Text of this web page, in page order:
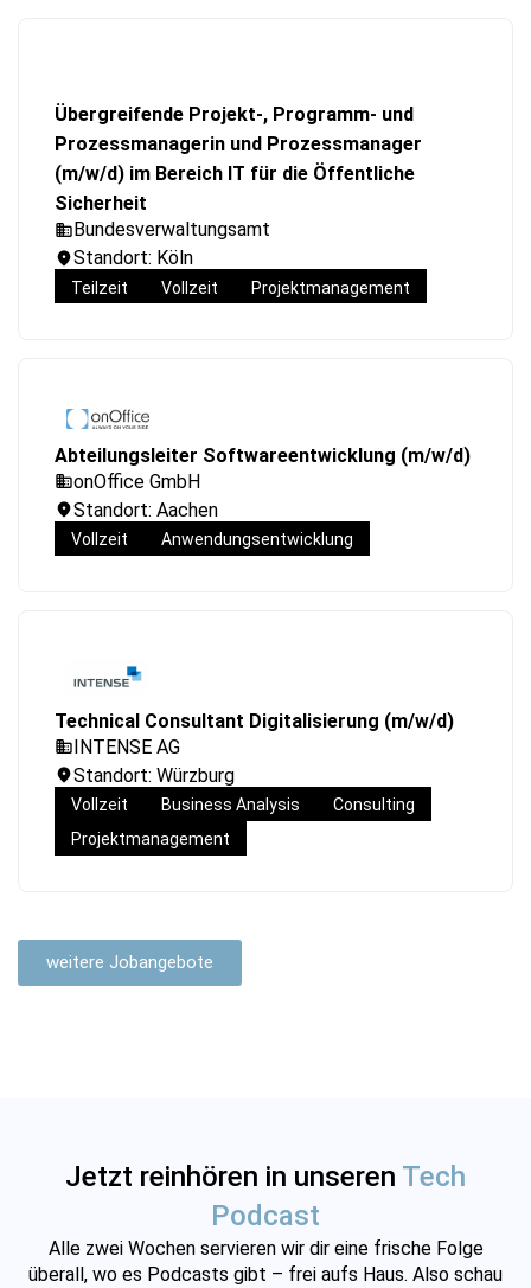
Übergreifende Projekt-, Programm- und
Prozessmanagerin und Prozessmanager
(m/w/d) im Bereich IT für die Öffentliche
Sicherheit
Bundesverwaltungsamt
Standort: Köln
Teilzeit Vollzeit Projektmanagement
Abteilungsleiter Softwareentwicklung (m/w/d)
onOffice GmbH
Standort: Aachen
Vollzeit Anwendungsentwicklung
Technical Consultant Digitalisierung (m/w/d)
INTENSE AG
Standort: Würzburg
Vollzeit Business Analysis
Consulting
Projektmanagement
weitere Jobangebote
Jetzt reinhören in unseren Tech
Podcast
Alle zwei Wochen servieren wir dir eine frische Folge
überall, wo es Podcasts gibt – frei aufs Haus. Also schau